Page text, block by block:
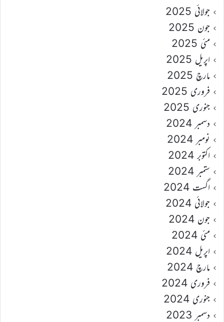
جولائی 2025
جون 2025
مئی 2025
اپریل 2025
مارچ 2025
فروری 2025
جنوری 2025
دسمبر 2024
نومبر 2024
اکتوبر 2024
ستمبر 2024
اگست 2024
جولائی 2024
جون 2024
مئی 2024
اپریل 2024
مارچ 2024
فروری 2024
جنوری 2024
دسمبر 2023